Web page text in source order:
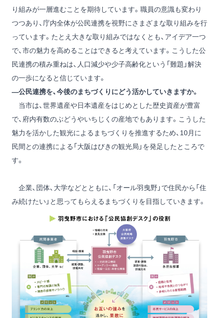
り組みが一層進むことを期待しています。職員の意識も変わり
つつあり、庁内全体が公民連携を視野にさまざまな取り組みを行
っています。たとえ大きな取り組みではなくとも、アイデア一つ
で、市の魅力を高めることはできると考えています。こうした公
民連携の積み重ねは、人口減少や少子高齢化という「難題」解決
の一歩になると信じています。
―公民連携を、今後のまちづくりにどう活かしていきますか。
当市は、世界遺産や日本遺産をはじめとした歴史資産が豊富
で、府内有数のぶどうやいちじくの産地でもあります。こうした
魅力を活かした観光によるまちづくりを推進するため、10月に
民間との連携による「大阪はびきの観光局」を発足したところで
す。
企業、団体、大学などとともに、「オール羽曳野」で住民から「住
み続けたい」と思ってもらえるまちづくりを目指していきます。